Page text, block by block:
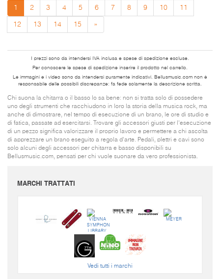
1 2 3 4 5 6 7 8 9 10 11
12 13 14 15 »
I prezzi sono da intendersi IVA inclusa e spese di spedizione escluse.
Per conoscere le spese di spedizione inserire il prodotto nel carrello.
Le immagini e i video sono da intendersi puramente indicativi. Bellusmusic.com non è
responsabile delle possibili discrepanze: fa fede solamente la descrizione scritta.
Chi suona la chitarra o il basso lo sa bene: non si tratta solo di possedere
uno degli strumenti che racchiudono in loro la storia della musica rock, ma
anche di dimostrare, nel tempo di esecuzione di un brano, le ore di studio e
di fatica, passate ad esercitarsi. Trovare gli accessori giusti per l'esecuzione
di un pezzo significa valorizzare il proprio lavoro e permettere a chi ascolta
di apprezzare un brano eseguito a regola d'arte. Pedali, plettri e cavi sono
solo alcuni degli accessori per chitarra e basso disponibili su
Bellusmusic.com, pensati per chi vuole suonare da vero professionista.
MARCHI TRATTATI
Vedi tutti i marchi